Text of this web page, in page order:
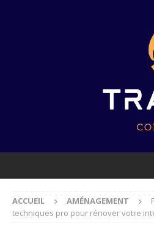
ACCUEIL AMÉNAGEMENT
techniques pro pour rénover votre